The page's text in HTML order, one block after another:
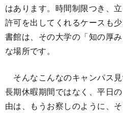
はあります。時間制限つき、
許可を出してくれるケースも
書館は、その大学の「知の厚
な場所です。
そんなこんなのキャンパス
長期休暇期間ではなく、平日
由は、もうお察しのように、